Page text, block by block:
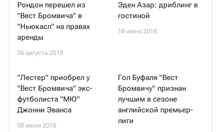
Рондон перешел из
"Вест Бромвича" в
"Ньюкасл" на правах
аренды
06 августа 2018
Эден Азар: дриблинг в
гостиной
18 июня 2018
"Лестер" приобрел у
"Вест Бромвича" экс-
футболиста "МЮ"
Джонни Эванса
08 июня 2018
Гол Буфаля "Вест
Бромвичу" признан
лучшим в сезоне
английской премьер-
лиги